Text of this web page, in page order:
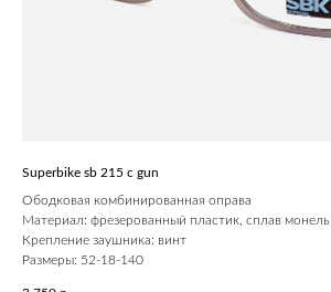
Superbike sb 215 c gun
Ободковая комбинированная оправа
Материал: фрезерованный пластик, сплав монель
Крепление заушника: винт
Размеры: 52-18-140